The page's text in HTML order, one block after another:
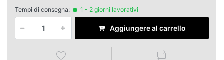
Tempi di consegna: 1 - 2 giorni lavorativi
Aggiungere al carrello